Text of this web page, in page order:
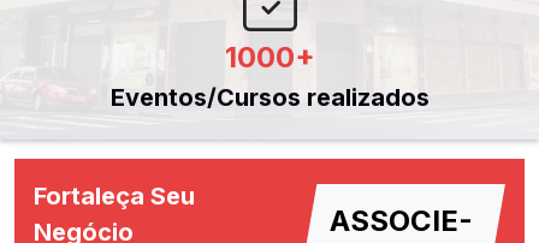
1000+
Eventos/Cursos realizados
Fortaleça Seu
Negócio
ASSOCIE-